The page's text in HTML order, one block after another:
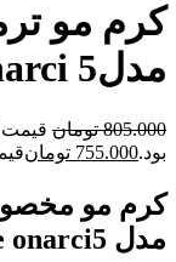
کرم مو
مدلcomple onarci 5¼
805.000 تومان
بود.755.000 تومانقیمت
کرم مو
مدل comple onarci5